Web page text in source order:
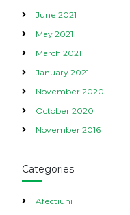
June 2021
May 2021
March 2021
January 2021
November 2020
October 2020
November 2016
Categories
Afectiuni